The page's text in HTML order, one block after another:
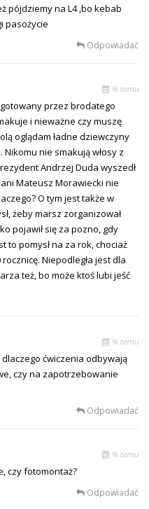
pójdziemy na L4 ,bo kebab
pasożycie
Odpowiadać
% temu
przez brodatego
i nieważne czy muszę
oglądam ładne dziewczyny
nie smakują włosy z
Andrzej Duda wyszedł
Mateusz Morawiecki nie
O tym jest także w
żeby marsz zorganizował
pojawił się za pozno, gdy
to pomysł na za rok, chociaż
Niepodległa jest dla
też, bo może ktoś lubi jeść
% temu
dlaczego ćwiczenia odbywają
czy na zapotrzebowanie
Odpowiadać
% temu
czy fotomontaż?
Odpowiadać